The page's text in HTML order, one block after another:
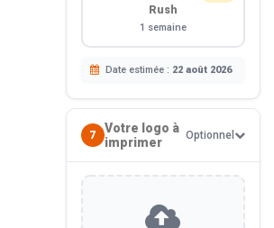
Rush
1 semaine
Date estimée : 22 août 2026
7
Votre logo à
imprimer
Optionnel